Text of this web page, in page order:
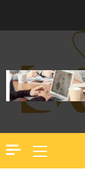
Primary